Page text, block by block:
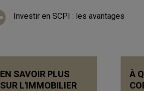
Investir en SCPI : les avantages
EN SAVOIR PLUS
SUR L'IMMOBILIER
À